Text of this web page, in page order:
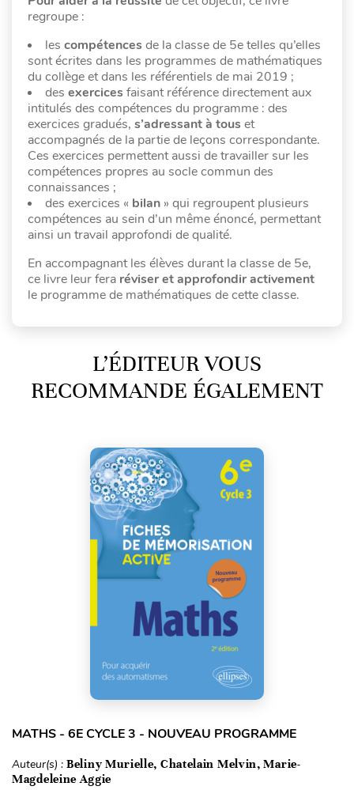
regroupe :
les compétences de la classe de 5e telles qu’elles
sont écrites dans les programmes de mathématiques
du collège et dans les référentiels de mai 2019 ;
des exercices faisant référence directement aux
intitulés des compétences du programme : des
exercices gradués, s’adressant à tous et
accompagnés de la partie de leçons correspondante.
Ces exercices permettent aussi de travailler sur les
compétences propres au socle commun des
connaissances ;
des exercices « bilan » qui regroupent plusieurs
compétences au sein d’un même énoncé, permettant
ainsi un travail approfondi de qualité.
En accompagnant les élèves durant la classe de 5e,
ce livre leur fera réviser et approfondir activement
le programme de mathématiques decette classe.
L’ÉDITEUR VOUS
RECOMMANDE ÉGALEMENT
MATHS - 6E CYCLE 3 - NOUVEAU PROGRAMME
Auteur(s) : Beliny Murielle, Chatelain Melvin, Marie-
Magdeleine Aggie